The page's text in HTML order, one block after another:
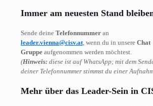
Immer am neuesten Stand
Sende deine Telefonnummer an
leader.vienna@cisv.at, wenn du in unsere Chat
Gruppe aufgenommen werden möchtest.
(Hinweis: diese ist auf WhatsApp; mit dem
deiner Telefonnummer stimmst du einer
Mehr über das Leader-Sein in